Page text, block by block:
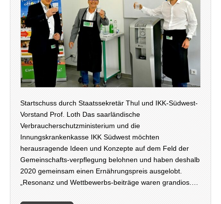
Startschuss durch Staatssekretär Thul und IKK-Südwest-
Vorstand Prof. Loth Das saarländische
Verbraucherschutzministerium und die
Innungskrankenkasse IKK Südwest möchten
herausragende Ideen und Konzepte auf dem Feld der
Gemeinschafts-verpflegung belohnen und haben deshalb
2020 gemeinsam einen Ernährungspreis ausgelobt.
„Resonanz und Wettbewerbs-beiträge waren grandios.…